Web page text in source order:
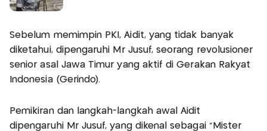
Sebelum memimpin PKI, Aidit, yang tidak banyak
diketahui, dipengaruhi Mr Jusuf, seorang revolusioner
senior asal Jawa Timur yang aktif di Gerakan Rakyat
Indonesia (Gerindo).
Pemikiran dan langkah-langkah awal Aidit
dipengaruhi Mr Jusuf, yang dikenal sebagai "Mister